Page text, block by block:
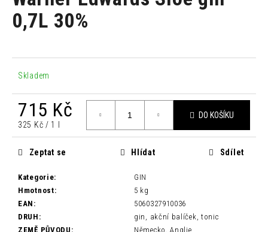
0,0
z0,7L 30%
Skladem
715 Kč
Měrná
cena:
325 Kč / 1 l
DO KOŠÍKU
Kategorie:
GIN
Hmotnost:
5 kg
EAN :
5060327910036
DRUH :
gin, akční balíček, tonic
ZEMĚ PŮVODU : Německo, Anglie
Zeptat se Hlídat Sdílet
a
j
t
?
HLEDAT
D
o
p